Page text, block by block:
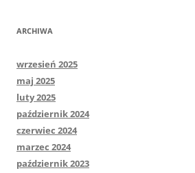
ARCHIWA
wrzesień 2025
maj 2025
luty 2025
październik 2024
czerwiec 2024
marzec 2024
październik 2023